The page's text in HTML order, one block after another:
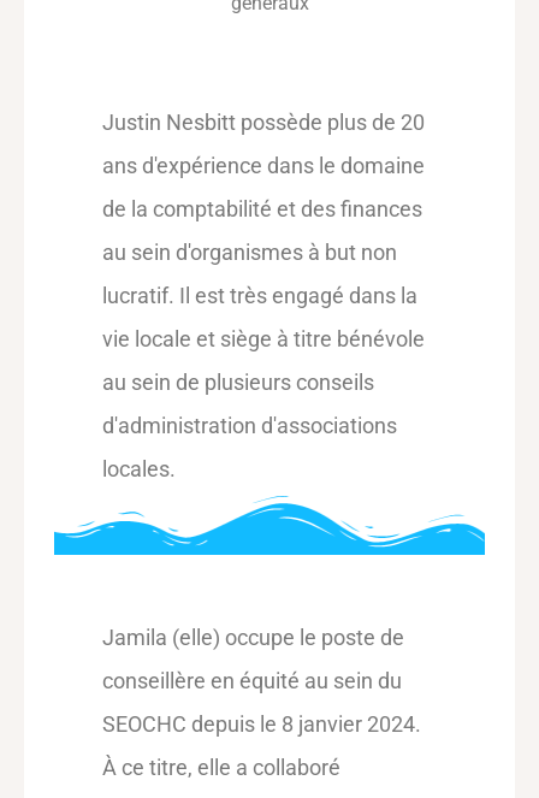
Justin Nesbitt possède plus de 20
ans d'expérience dans le domaine
de la comptabilité et des finances
au sein d'organismes à but non
lucratif. Il est très engagé dans la
vie locale et siège à titre bénévole
au sein de plusieurs conseils
d'administration d'associations
locales.
Jamila (elle) occupe le poste de
conseillère en équité au sein du
SEOCHC depuis le 8 janvier 2024.
À ce titre, elle a collaboré